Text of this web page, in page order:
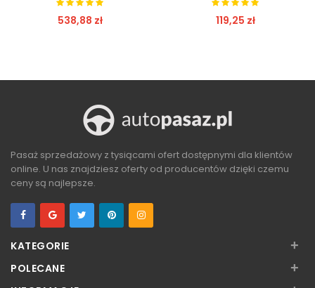
538,88 zł 119,25 zł
Pasaż sprzedażowy z tysiącami ofert dostępnymi dla klientów
online. U nas znajdziesz oferty od producentów dzięki czemu
ceny są najlepsze.
KATEGORIE +
POLECANE +